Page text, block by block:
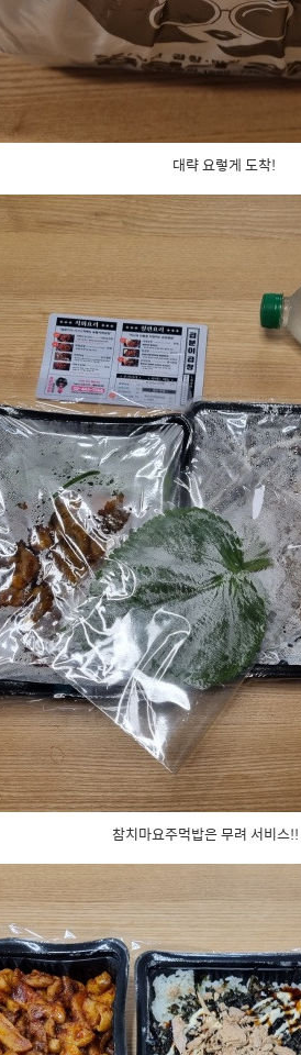
대략 요렇게 도착!
참치마요주먹밥은 무려 서비스